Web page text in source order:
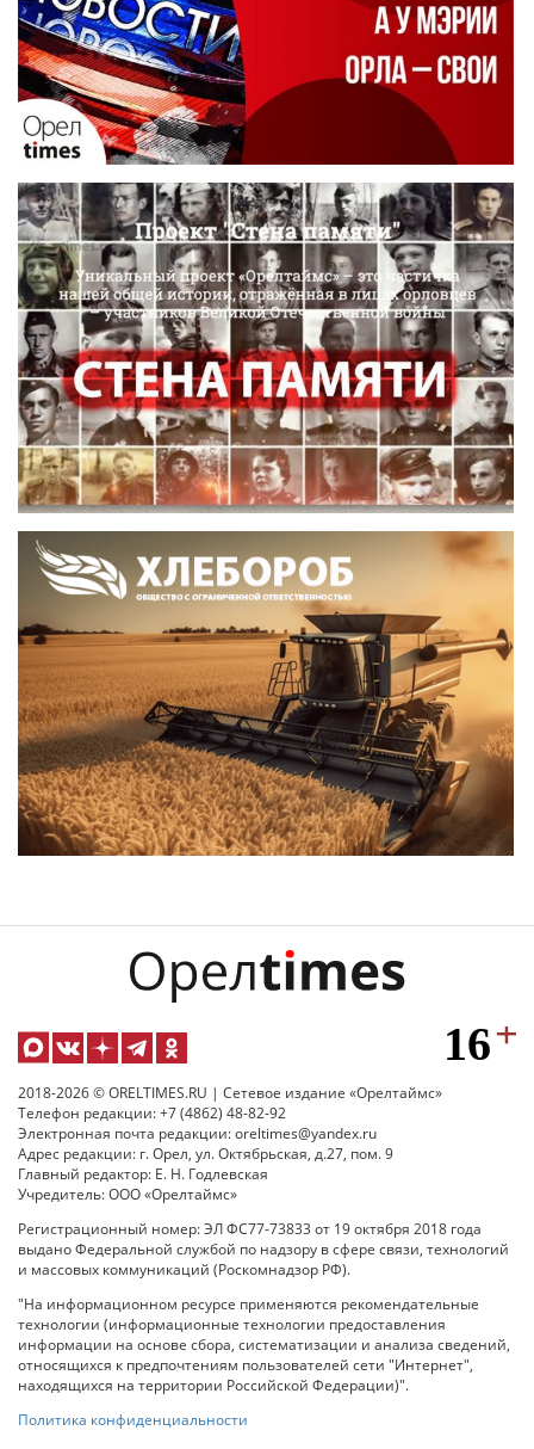
2018-2026 © ORELTIMES.RU | Сетевое издание «Орелтаймс»
Телефон редакции: +7 (4862) 48-82-92
Электронная почта редакции: oreltimes@yandex.ru
Адрес редакции: г. Орел, ул. Октябрьская, д.27, пом. 9
Главный редактор: Е. Н. Годлевская
Учредитель: ООО «Орелтаймс»
Регистрационный номер: ЭЛ ФС77-73833 от 19 октября 2018 года
выдано Федеральной службой по надзору в сфере связи, технологий
и массовых коммуникаций (Роскомнадзор РФ).
"На информационном ресурсе применяются рекомендательные
технологии (информационные технологии предоставления
информации на основе сбора, систематизации и анализа сведений,
относящихся к предпочтениям пользователей сети "Интернет",
находящихся на территории Российской Федерации)".
Политика конфиденциальности